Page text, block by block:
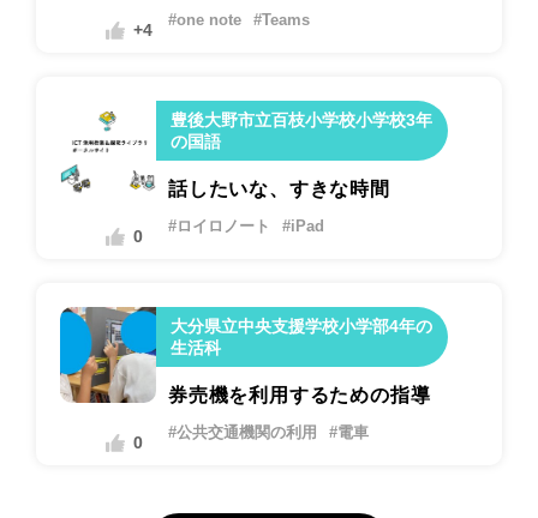
+4
#one note #Teams
豊後大野市立百枝小学校小学校3年
の国語
0
話したいな、すきな時間
#ロイロノート #iPad
大分県立中央支援学校小学部4年の
生活科
0
券売機を利用するための指導
#公共交通機関の利用 #電車